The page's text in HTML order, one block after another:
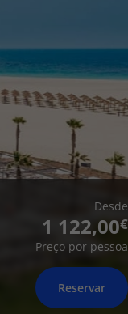
Desde
1 122,00
Preço por pessoa
Reservar